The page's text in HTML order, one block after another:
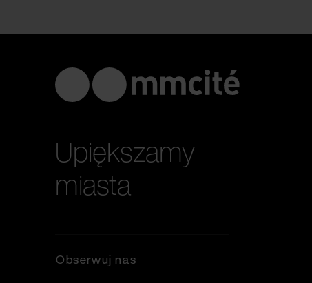
Upiększamy
miasta
Obserwuj nas